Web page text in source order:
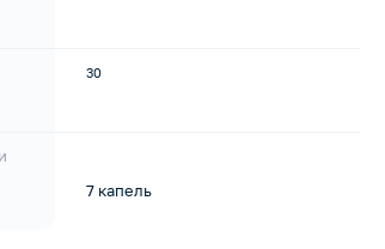
30
7 капель